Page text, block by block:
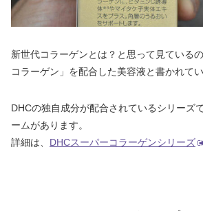
新世代コラーゲンとは？と思って見ている
コラーゲン」を配合した美容液と書かれてい
DHCの独自成分が配合されているシリーズ
ームがあります。
詳細は、 DHCスーパーコラーゲンシリーズ